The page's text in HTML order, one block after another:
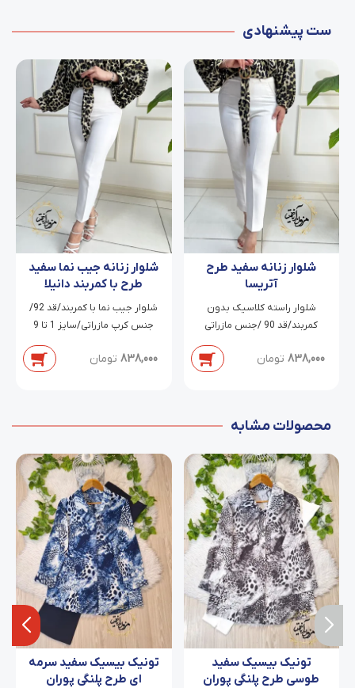
ست پیشنهادی
شلوار زنانه سفید طرح
آتریسا
شلوار راسته کلاسیک بدون
کمربند/قد 90 /جنس مازراتی
838,000 تومان
شلوار زنانه جیب نما سفید
طرح با کمربند دانیلا
شلوار جیب نما با کمربند/قد 92/
جنس کرپ مازراتی/سایز 1 تا 9
838,000 تومان
محصولات مشابه
تونیک بیسیک سفید
طوسی طرح پلنگی پوران
تونیک بیسیک سفید سرمه
ای طرح پلنگی پوران